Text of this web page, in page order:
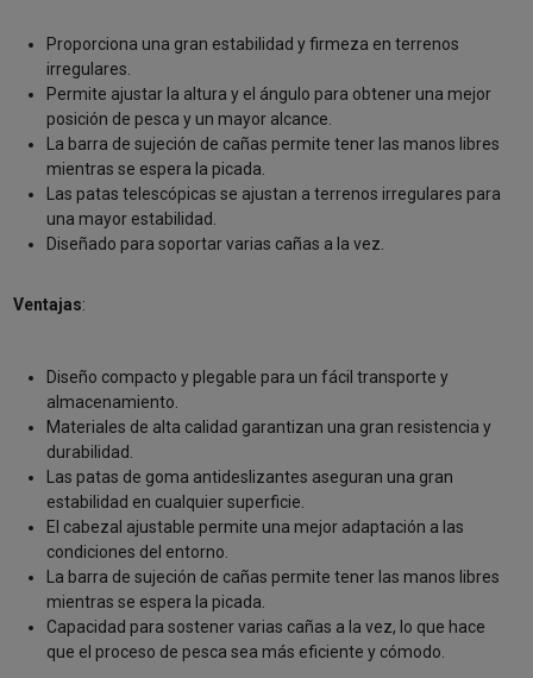
Proporciona una gran estabilidad y firmeza en terrenos
irregulares.
Permite ajustar la altura y el ángulo para obtener una mejor
posición de pesca y un mayor alcance.
La barra de sujeción de cañas permite tener las manos libres
mientras se espera la picada.
Las patas telescópicas se ajustan a terrenos irregulares para
una mayor estabilidad.
Diseñado para soportar varias cañas a la vez.
Ventajas:
Diseño compacto y plegable para un fácil transporte y
almacenamiento.
Materiales de alta calidad garantizan una gran resistencia y
durabilidad.
Las patas de goma antideslizantes aseguran una gran
estabilidad en cualquier superficie.
El cabezal ajustable permite una mejor adaptación a las
condiciones del entorno.
La barra de sujeción de cañas permite tener las manos libres
mientras se espera la picada.
Capacidad para sostener varias cañas a la vez, lo que hace
que el proceso de pesca sea más eficiente y cómodo.